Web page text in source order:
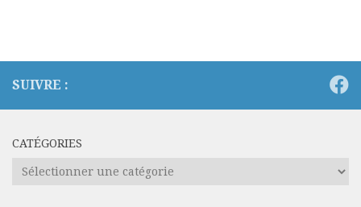
SUIVRE :
CATÉGORIES
Catégories